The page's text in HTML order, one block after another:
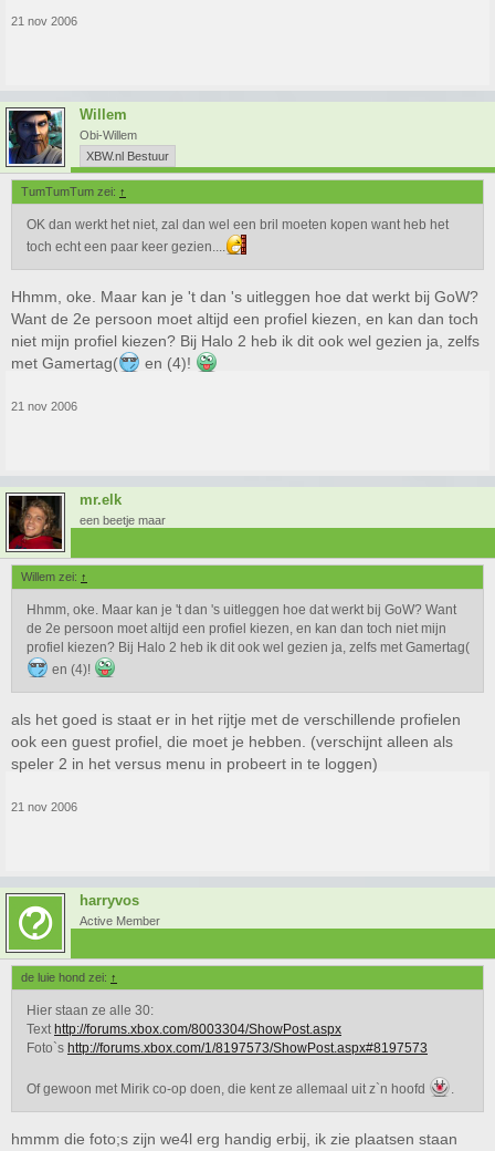
21 nov 2006
Willem
Obi-Willem
XBW.nl Bestuur
TumTumTum zei: ↑
OK dan werkt het niet, zal dan wel een bril moeten kopen want heb het
toch echt een paar keer gezien....
Hhmm, oke. Maar kan je 't dan 's uitleggen hoe dat werkt bij GoW?
Want de 2e persoon moet altijd een profiel kiezen, en kan dan toch
niet mijn profiel kiezen? Bij Halo 2 heb ik dit ook wel gezien ja, zelfs
met Gamertag(
en (4)!
21 nov 2006
mr.elk
een beetje maar
Willem zei: ↑
Hhmm, oke. Maar kan je 't dan 's uitleggen hoe dat werkt bij GoW? Want
de 2e persoon moet altijd een profiel kiezen, en kan dan toch niet mijn
profiel kiezen? Bij Halo 2 heb ik dit ook wel gezien ja, zelfs met Gamertag(
en (4)!
als het goed is staat er in het rijtje met de verschillende profielen
ook een guest profiel, die moet je hebben. (verschijnt alleen als
speler 2 in het versus menu in probeert in te loggen)
21 nov 2006
harryvos
Active Member
de luie hond zei: ↑
Hier staan ze alle 30:
Text http://forums.xbox.com/8003304/ShowPost.aspx
Foto`s http://forums.xbox.com/1/8197573/ShowPost.aspx#8197573
Of gewoon met Mirik co-op doen, die kent ze allemaal uit z`n hoofd .
hmmm die foto;s zijn we4l erg handig erbij, ik zie plaatsen staan